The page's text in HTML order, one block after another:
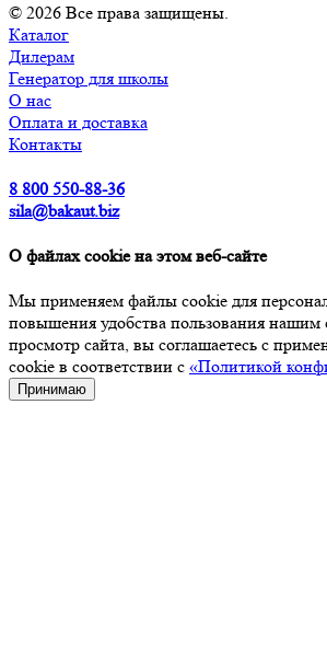
© 2026 Все права защищены.
Каталог
Дилерам
Генератор для школы
О нас
Оплата и доставка
Контакты
8 800 550-88-36
sila@bakaut.biz
О файлах cookie на этом веб-сайте
Мы применяем файлы cookie для
повышения удобства пользования
просмотр сайта, вы соглашаетесь с
cookie в соответствии с «Политикой
Принимаю